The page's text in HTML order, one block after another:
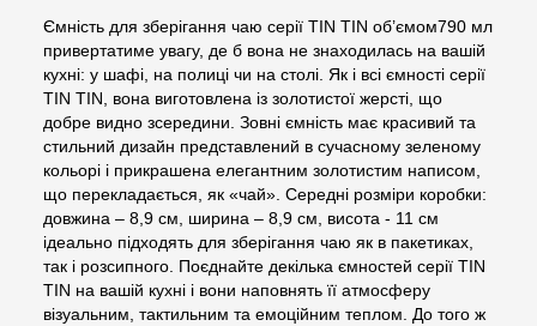
Ємність для зберігання чаю серії TIN TIN об’ємом790 мл
привертатиме увагу, де б вона не знаходилась на вашій
кухні: у шафі, на полиці чи на столі. Як і всі ємності серії
TIN TIN, вона виготовлена із золотистої жерсті, що
добре видно зсередини. Зовні ємність має красивий та
стильний дизайн представлений в сучасному зеленому
кольорі і прикрашена елегантним золотистим написом,
що перекладається, як «чай». Середні розміри коробки:
довжина – 8,9 см, ширина – 8,9 см, висота - 11 см
ідеально підходять для зберігання чаю як в пакетиках,
так і розсипного. Поєднайте декілька ємностей серії TIN
TIN на вашій кухні і вони наповнять її атмосферу
візуальним, тактильним та емоційним теплом. До того ж